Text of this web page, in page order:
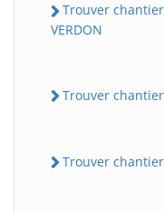
Trouver chantier
VERDON
Trouver
Trouver chantier